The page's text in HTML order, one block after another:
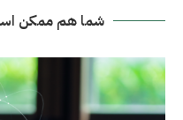
شما هم ممکن